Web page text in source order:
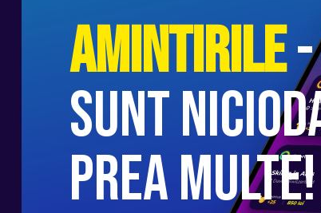
• ABILITĂȚI: după finalizarea
Amintirile-
sunt
prea multe!